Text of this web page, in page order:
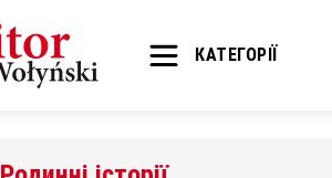
КАТЕГОРІЇ